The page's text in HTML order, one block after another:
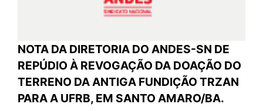
NOTA DA DIRETORIA DO ANDES-SN DE
REPÚDIO À REVOGAÇÃO DA DOAÇÃO DO
TERRENO DA ANTIGA FUNDIÇÃO TRZAN
PARA A UFRB, EM SANTO AMARO/BA.